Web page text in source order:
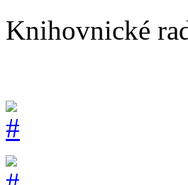
Knihovnické